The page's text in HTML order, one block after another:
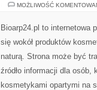
MOŻLIWOŚĆ
Bioarp24.pl to internetowa
się wokół produktów
naturą. Strona może być
źródło informacji dla osób,
kosmetykami opartymi na